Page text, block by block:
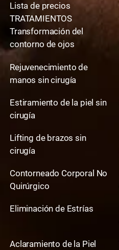
Lista de precios
TRATAMIENTOS
Transformación del
contorno de ojos
Rejuvenecimiento de
manos sin cirugía
Estiramiento de la piel sin
cirugía
Lifting de brazos sin
cirugía
Contorneado Corporal No
Quirúrgico
Eliminación de Estrías
Aclaramiento de la Piel